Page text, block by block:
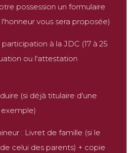
possession un formulaire
vous sera proposée)
à la JDC (17 à 25
ou l'attestation
(si déjà titulaire d'une
: Livret de famille (si le
celui des parents) + copie